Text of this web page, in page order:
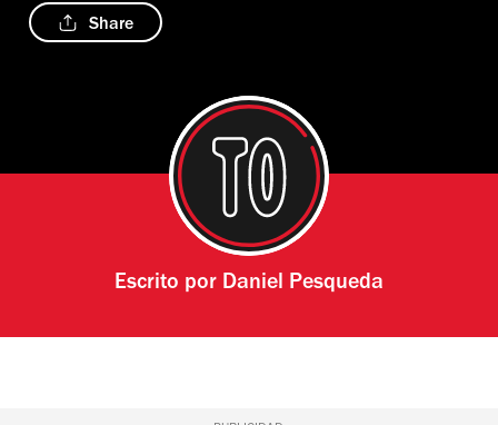
Share
Escrito por Daniel Pesqueda